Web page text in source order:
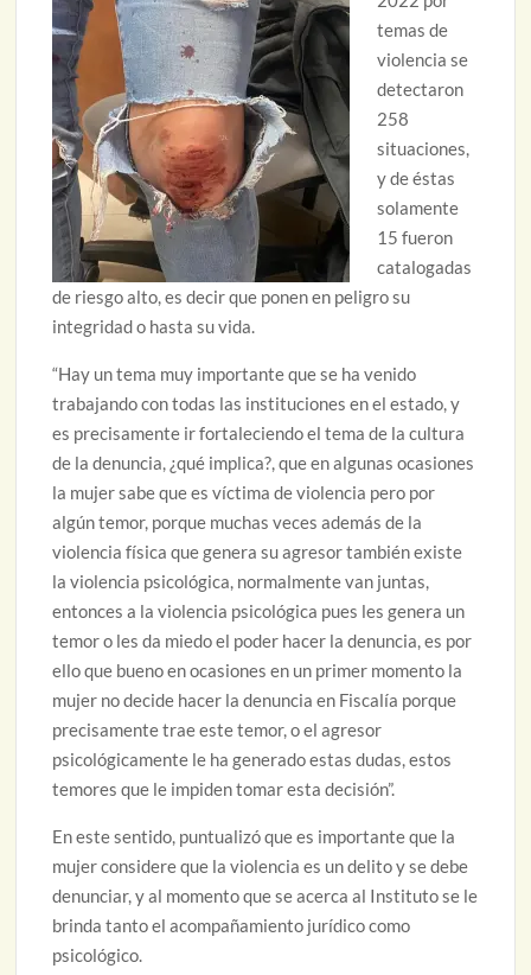
temas de
violencia se
detectaron
258
situaciones,
y de éstas
solamente
15 fueron
catalogadas
de riesgo alto, es decir que ponen en peligro su
integridad o hasta su vida.
“Hay un tema muy importante que se ha venido
trabajando con todas las instituciones en el estado, y
es precisamente ir fortaleciendo el tema de la cultura
de la denuncia, ¿qué implica?, que en algunas ocasiones
la mujer sabe que es víctima de violencia pero por
algún temor, porque muchas veces además de la
violencia física que genera su agresor también existe
la violencia psicológica, normalmente van juntas,
entonces a la violencia psicológica pues les genera un
temor o les da miedo el poder hacer la denuncia, es por
ello que bueno en ocasiones en un primer momento la
mujer no decide hacer la denuncia en Fiscalía porque
precisamente trae este temor, o el agresor
psicológicamente le ha generado estas dudas, estos
temores que le impiden tomar esta decisión”.
En este sentido, puntualizó que es importante que la
mujer considere que la violencia es un delito y se debe
denunciar, y al momento que se acerca al Instituto se le
brinda tanto el acompañamiento jurídico como
psicológico.